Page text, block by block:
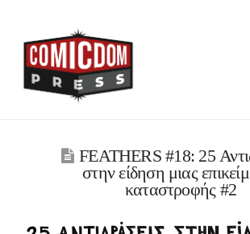
FEATHERS #18: 25
στην είδηση μιας
καταστροφής #2